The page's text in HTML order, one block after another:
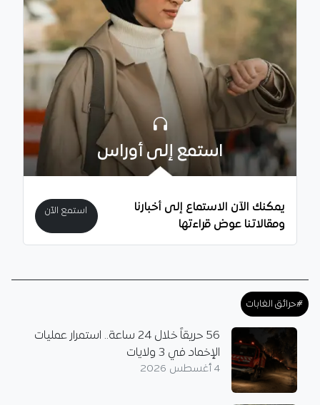
استمع إلى أوراس
يمكنك الآن الاستماع إلى أخبارنا
ومقالاتنا عوض قراءتها
استمع الآن
#حرائق الغابات
56 حريقاً خلال 24 ساعة.. استمرار عمليات
الإخماد في 3 ولايات
4 أغسطس 2026